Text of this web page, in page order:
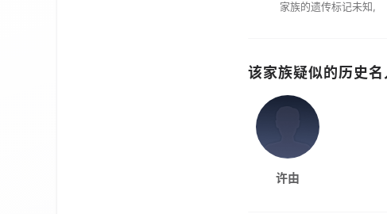
家族的遗传标记未知,
该家族疑似的历史名
许由